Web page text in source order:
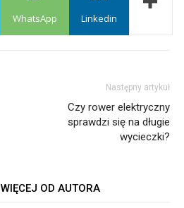
WhatsApp Linkedin
Następny artykuł
Czy rower elektryczny
sprawdzi się na długie
wycieczki?
WIĘCEJ OD AUTORA